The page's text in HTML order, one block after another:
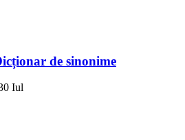
de sinonime
Iul